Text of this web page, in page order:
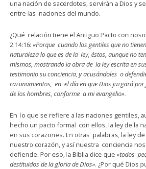
una nación de sacerdotes, servirán a Dios y
entre las naciones del mundo.
¿Qué relación tiene el Antiguo Pacto con
2:14:16: «Porque cuando los gentiles que no
naturaleza lo que es de la ley, éstos, aunque no
mismos, mostrando la obra de la ley escrita en
testimonio su conciencia, y acusándoles o
razonamientos, en el día en que Dios juzgará por
de los hombres, conforme a mi evangelio».
En lo que se refiere a las naciones gentiles,
hecho un pacto formal con ellos, la ley de la
en sus corazones. En otras palabras, la ley
nuestro corazón, y así nuestra conciencia
defiende. Por eso, la Biblia dice que «todos
destituidos de la gloria de Dios». ¿Por qué Dios